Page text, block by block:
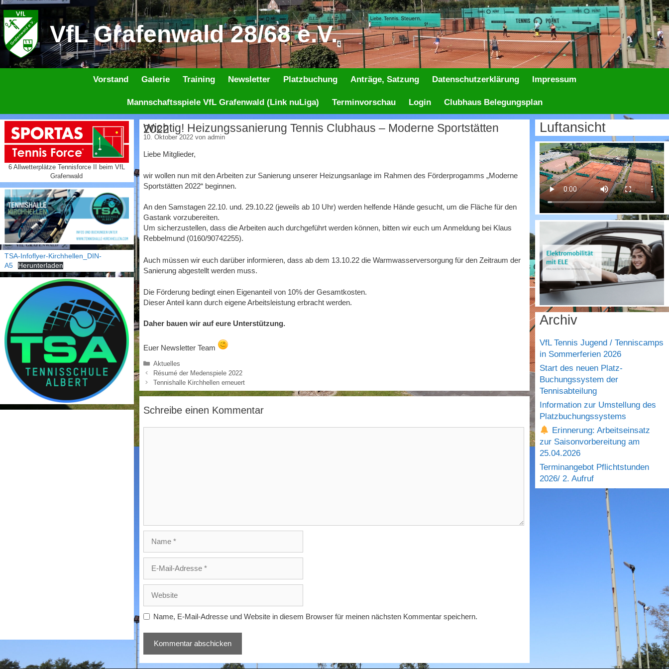
Zum
Inhalt
springen
VfL Grafenwald 28/68 e.V.
Vorstand Galerie Training Newsletter Platzbuchung Anträge, Satzung Datenschutzerklärung Impressum
Mannschaftsspiele VfL Grafenwald (Link nuLiga) Terminvorschau Login Clubhaus Belegungsplan
Wichtig! Heizungssanierung Tennis Clubhaus – Moderne Sportstätten 2022
10. Oktober 2022 von admin
Liebe Mitglieder,
wir wollen nun mit den Arbeiten zur Sanierung unserer Heizungsanlage im Rahmen des Förderprogamms „Moderne
Sportstätten 2022“ beginnen.
An den Samstagen 22.10. und. 29.10.22 (jeweils ab 10 Uhr) werden helfende Hände gesucht, um die Fläche für den
Gastank vorzubereiten.
Um sicherzustellen, dass die Arbeiten auch durchgeführt werden können, bitten wir euch um Anmeldung bei Klaus
Rebbelmund (0160/90742255).
Auch müssen wir euch darüber informieren, dass ab dem 13.10.22 die Warmwasserversorgung für den Zeitraum der
Sanierung abgestellt werden muss.
Die Förderung bedingt einen Eigenanteil von 10% der Gesamtkosten.
Dieser Anteil kann durch eigene Arbeitsleistung erbracht werden.
Daher bauen wir auf eure Unterstützung.
Euer Newsletter Team
Kategorien
Aktuelles
Résumé der Medenspiele 2022
Tennishalle Kirchhellen erneuert
Schreibe einen Kommentar
Mail-
Adresse
Name, E-Mail-Adresse und Website in diesem Browser für meinen nächsten Kommentar speichern.
6 Allwetterplätze Tennisforce II beim VfL
Grafenwald
TSA-Infoflyer-Kirchhellen_DIN-
A5
Herunterladen
Luftansicht
Archiv
VfL Tennis Jugend / Tenniscamps
in Sommerferien 2026
Start des neuen Platz-
Buchungssystem der
Tennisabteilung
Information zur Umstellung des
Platzbuchungssystems
Erinnerung: Arbeitseinsatz
zur Saisonvorbereitung am
25.04.2026
Terminangebot Pflichtstunden
2026/ 2. Aufruf